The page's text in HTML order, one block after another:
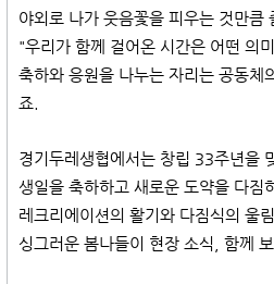
야외로 나가 웃음꽃을 피우는 것만큼
"우리가 함께 걸어온 시간은 어떤 의
축하와 응원을 나누는 자리는 공동체
죠.
경기두레생협에서는 창립 33주년을
생일을 축하하고 새로운 도약을 다짐
레크리에이션의 활기와 다짐식의 울
싱그러운 봄나들이 현장 소식, 함께